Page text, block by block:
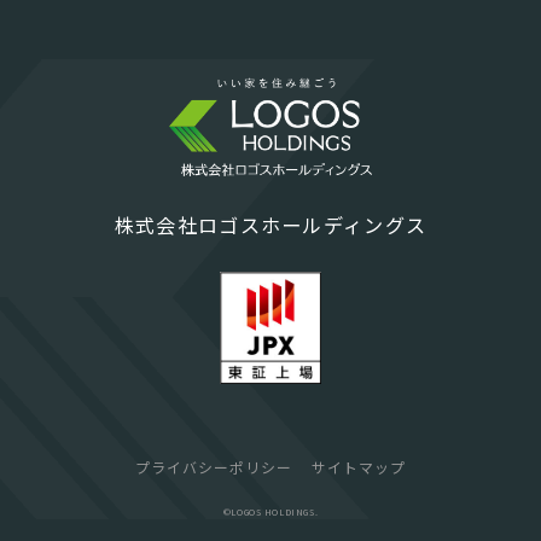
株式会社ロゴスホールディングス
プライバシーポリシー サイトマップ
©︎LOGOS HOLDINGS.